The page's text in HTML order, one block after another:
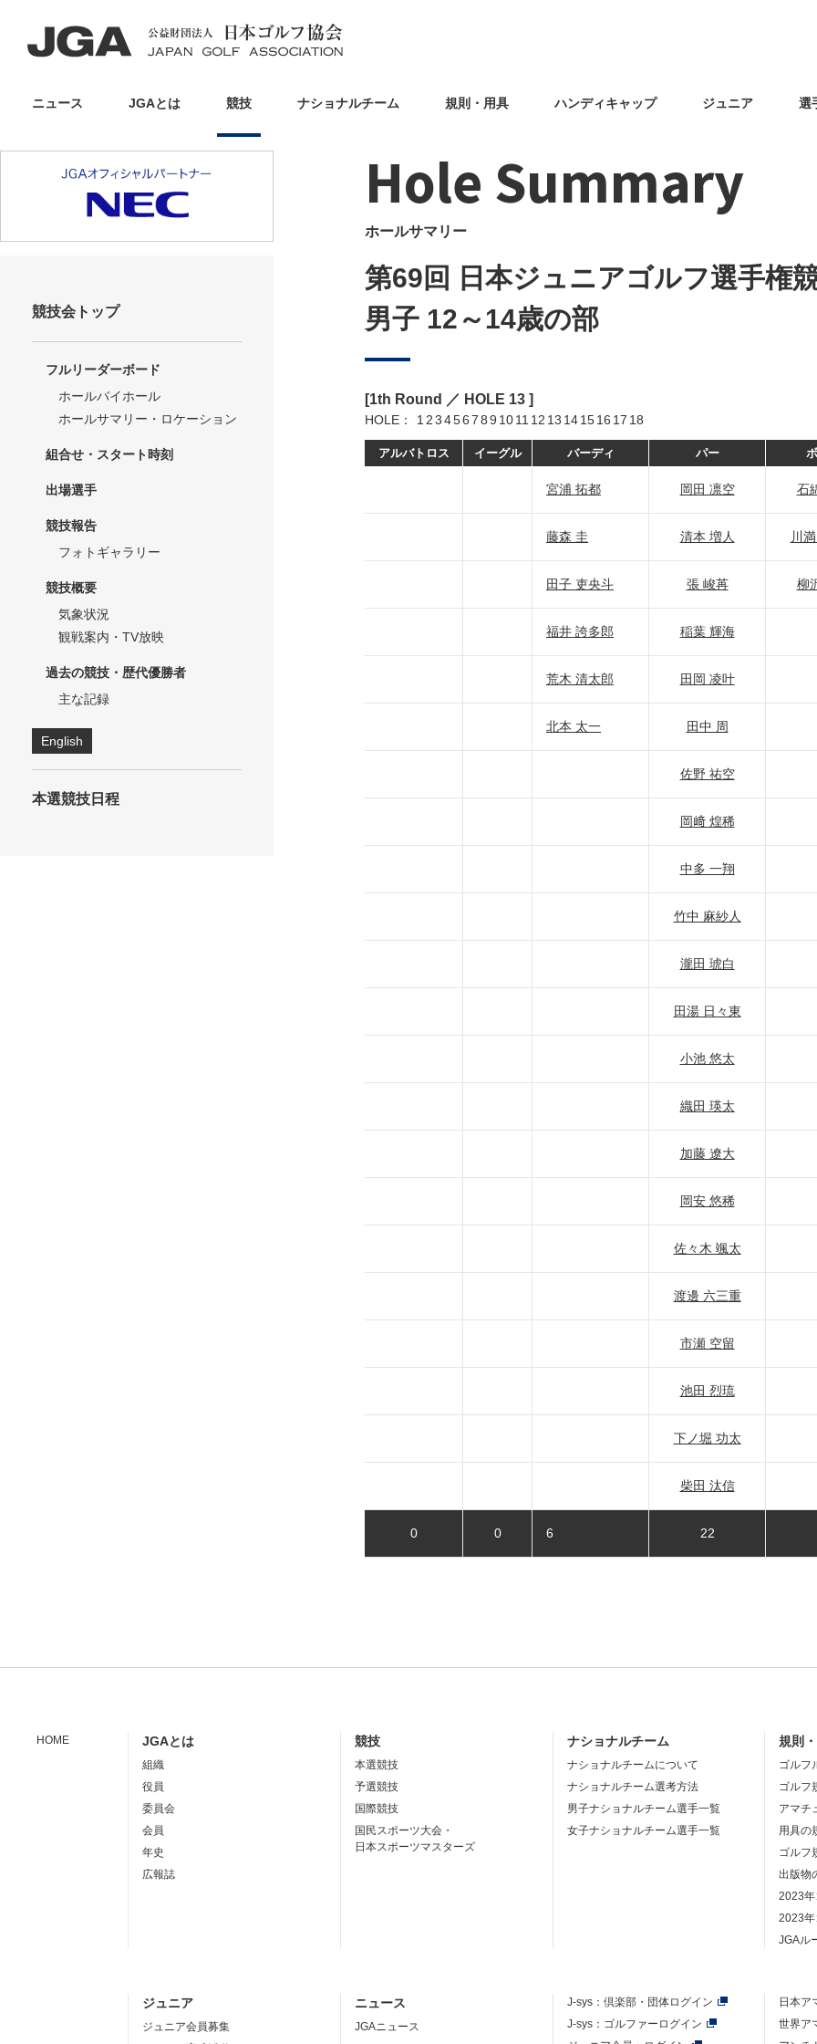
ニュース JGAとは 競技 ナショナルチーム 規則・用具 ハンディキャップ ジュニア 選
Hole Summary
ホールサマリー
第69回 日本ジュニアゴルフ選手権
男子 12～14歳の部
[1th Round ／ HOLE 13 ]
HOLE 1 23456789 1011 12 13 141516 17 18
アルバトロス イーグル バーディ パー
宮浦 拓都 岡田 凛空 石
藤森 圭 清本 増人 川
田子 吏央斗 張 峻苒 柳
福井 誇多郎 稲葉 輝海
荒木 清太郎 田岡 凌叶
北本 太一 田中 周
佐野 祐空
岡﨑 煌稀
中多 一翔
竹中 麻紗人
瀧田 琥白
田湯 日々東
小池 悠太
織田 瑛太
加藤 遼大
岡安 悠稀
佐々木 颯太
渡邊 六三重
市瀬 空留
池田 烈琉
下ノ堀 功太
柴田 汰信
0 0 6 22
競技会トップ
フルリーダーボード
ホールバイホール
ホールサマリー・ロケーション
組合せ・スタート時刻
出場選手
競技報告
フォトギャラリー
競技概要
気象状況
観戦案内・TV放映
過去の競技・歴代優勝者
主な記録
English
本選競技日程
HOME JGAとは
組織
役員
委員会
会員
年史
広報誌
競技
本選競技
予選競技
国際競技
国民スポーツ大会・
日本スポーツマスターズ
ナショナルチーム
ナショナルチームについて
ナショナルチーム選考方法
男子ナショナルチーム選手一覧
女子ナショナルチーム選手一覧
規則
ゴルフ
ゴルフ
アマチ
用具の
ゴルフ
出版物
2023年
2023
JGAル
ジュニア
ジュニア会員募集
ニュース
JGAニュース
J-sys： 倶楽部・団体ログイン
J-sys：ゴルファーログイン
日本ア
世界ア